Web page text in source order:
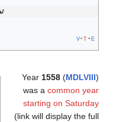
v t e
Year 1558 (MDLVIII)
was a common year
starting on Saturday
(link will display the full